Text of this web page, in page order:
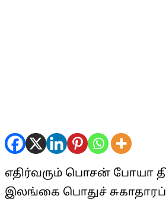
எதிர்வரும் பொசன் போயா
இலங்கை பொதுச்